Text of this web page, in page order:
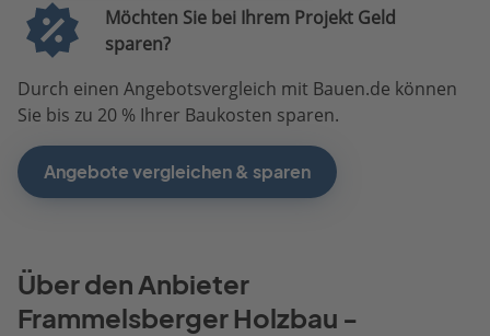
Möchten Sie bei Ihrem Projekt Geld
sparen?
Durch einen Angebotsvergleich mit Bauen.de können
Sie bis zu 20 % Ihrer Baukosten sparen.
Angebote vergleichen & sparen
Über den Anbieter
Frammelsberger Holzbau -